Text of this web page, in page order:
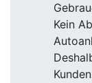
Kein